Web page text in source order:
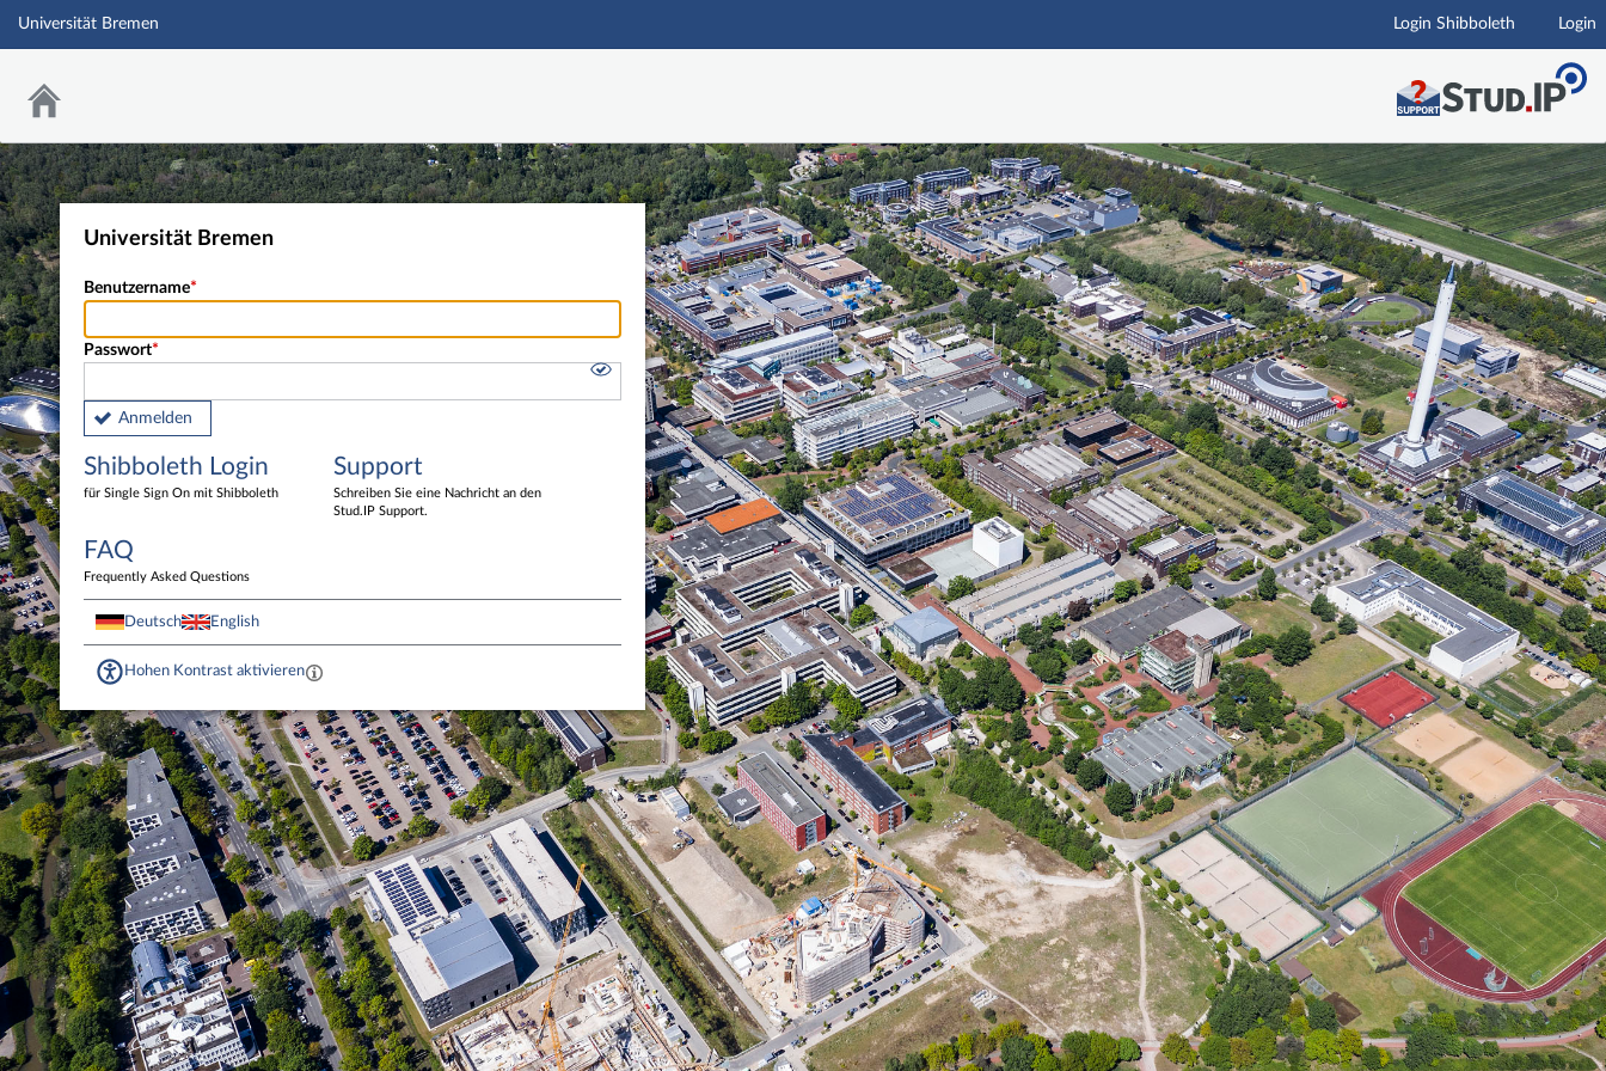
Hauptnavigation
Universität Bremen Login Shibboleth Login
Universität Bremen
Benutzername
Passwort
Anmelden
Shibboleth Login
für Single Sign On mit Shibboleth
Support
Schreiben Sie eine Nachricht an den
Stud.IP Support.
FAQ
Frequently Asked Questions
Deutsch English
Hohen Kontrast aktivieren